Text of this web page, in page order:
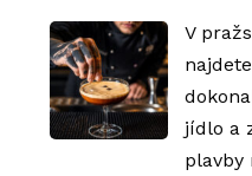
V
jídlo a
plavby